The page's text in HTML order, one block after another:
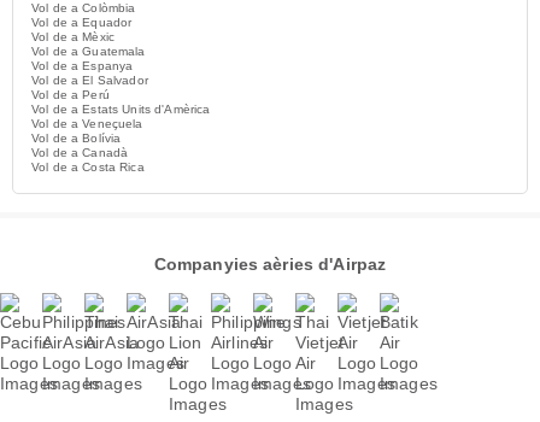
Vol de a Colòmbia
Vol de a Equador
Vol de a Mèxic
Vol de a Guatemala
Vol de a Espanya
Vol de a El Salvador
Vol de a Perú
Vol de a Estats Units d'Amèrica
Vol de a Veneçuela
Vol de a Bolívia
Vol de a Canadà
Vol de a Costa Rica
Companyies aèries d'Airpaz